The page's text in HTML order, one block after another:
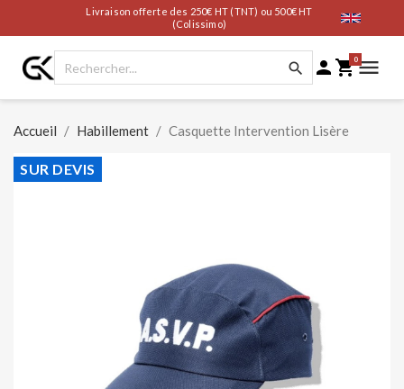
Livraison offerte des 250€ HT (TNT) ou 500€ HT
(Colissimo)
  0
Accueil Habillement Casquette Intervention Lisère
SUR DEVIS